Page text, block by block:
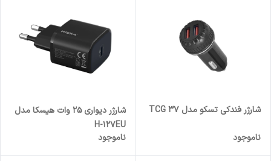
شارژر فندکی تسکو مدل TCG 37
ناموجود
شارژر دیواری 25 وات هیسکا مدل
H-127EU
ناموجود